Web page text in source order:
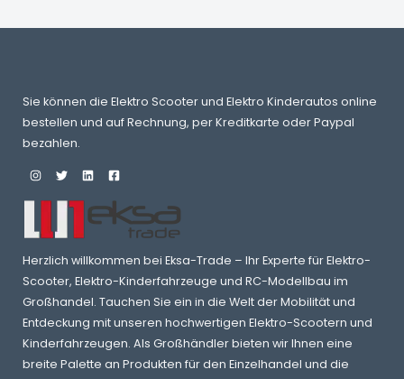
Sie können die Elektro Scooter und Elektro Kinderautos online
bestellen und auf Rechnung, per Kreditkarte oder Paypal
bezahlen.
Herzlich willkommen bei Eksa-Trade – Ihr Experte für Elektro-
Scooter, Elektro-Kinderfahrzeuge und RC-Modellbau im
Großhandel. Tauchen Sie ein in die Welt der Mobilität und
Entdeckung mit unseren hochwertigen Elektro-Scootern und
Kinderfahrzeugen. Als Großhändler bieten wir Ihnen eine
breite Palette an Produkten für den Einzelhandel und die